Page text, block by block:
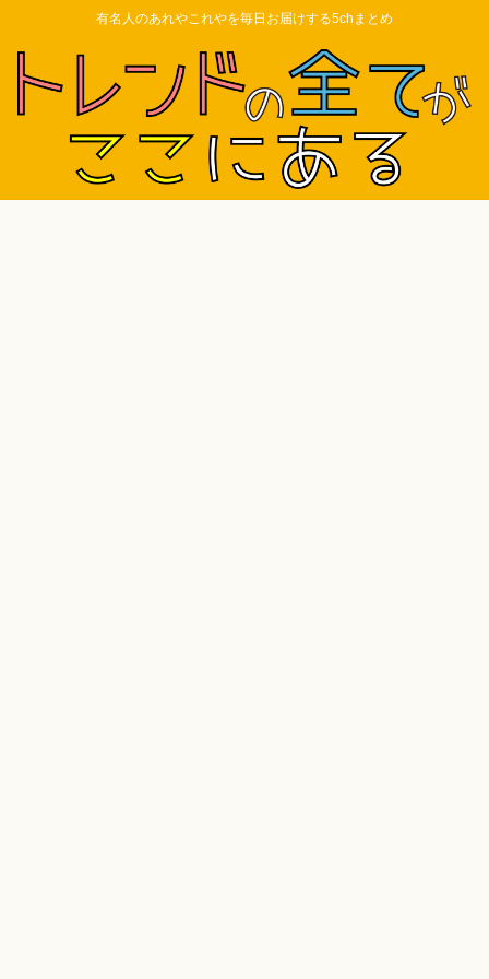
有名人のあれやこれやを毎日お届けする5chまとめ